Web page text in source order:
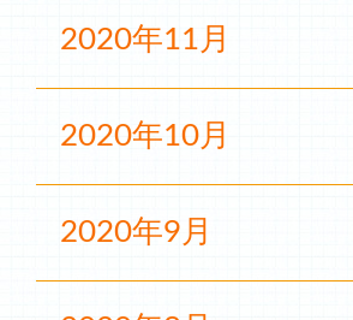
2020年11月
2020年10月
2020年9月